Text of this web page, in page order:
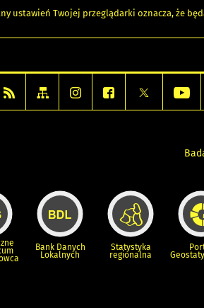
ustawień Twojej przeglądarki oznacza, że
Bank Danych
Lokalnych
Statystyka
regionalna